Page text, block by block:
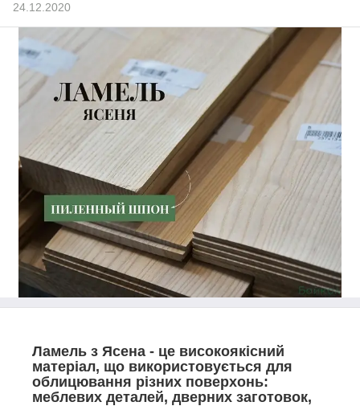
24.12.2020
Ламель з Ясена - це високоякісний
матеріал, що використовується для
облицювання різних поверхонь:
меблевих деталей, дверних заготовок,